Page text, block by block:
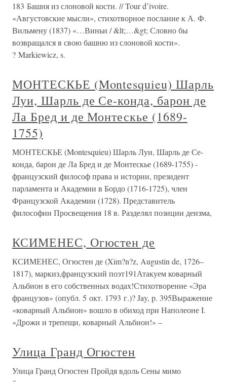
183 Башня из слоновой кости. // Tour d’ivoire.
«Августовские мысли», стихотворное послание к А. Ф.
Вильмену (1837) «…Виньи / &lt;…&gt; Словно бы
возвращался в свою башню из слоновой кости».
? Markiewicz, s.
МОНТЕСКЬЕ (Montesquieu) Шарль
Луи, Шарль де Се-конда, барон де
Ла Бред и де Монтескье (1689-
1755)
МОНТЕСКЬЕ (Montesquieu) Шарль Луи, Шарль де Се-
конда, барон де Ла Бред и де Монтескье (1689-1755) -
французский философ права и истории, президент
парламента и Академии в Бордо (1716-1725), член
Французской Академии (1728). Представитель
философии Просвещения 18 в. Разделял позиции деизма,
КСИМЕНЕС, Огюстен де
КСИМЕНЕС, Огюстен де (Xim?n?z, Augustin de, 1726–
1817), маркиз,французский поэт191Атакуем коварный
Альбион в его собственных водах!Стихотворение «Эра
французов» (опубл. 5 окт. 1793 г.)? Jay, p. 395Выражение
«коварный Альбион» вошло в обиход при Наполеоне I.
«Дрожи и трепещи, коварный Альбион!» –
Улица Гранд Огюстен
Улица Гранд Огюстен Пройдя вдоль Сены мимо